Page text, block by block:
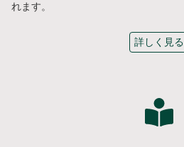
れます。
詳しく見る